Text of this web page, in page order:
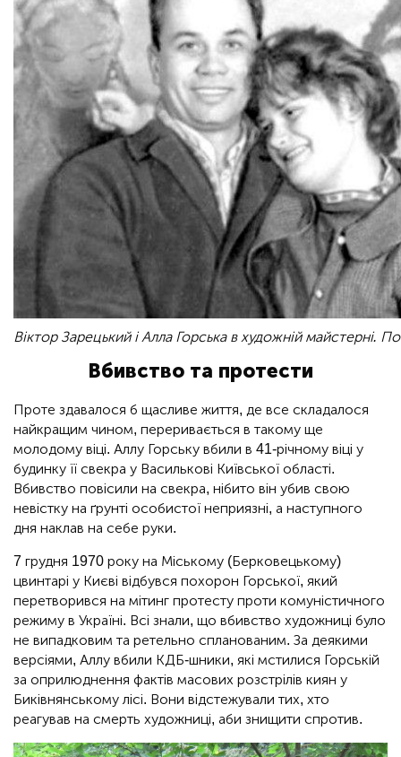
Віктор Зарецький і Алла Горська в художній майстерні.
Вбивство та протести
Проте здавалося б щасливе життя, де все складалося
найкращим чином, переривається в такому ще
молодому віці. Аллу Горську вбили в 41-річному віці у
будинку її свекра у Василькові Київської області.
Вбивство повісили на свекра, нібито він убив свою
невістку на ґрунті особистої неприязні, а наступного
дня наклав на себе руки.
7 грудня 1970 року на Міському (Берковецькому)
цвинтарі у Києві відбувся похорон Горської, який
перетворився на мітинг протесту проти комуністичного
режиму в Україні. Всі знали, що вбивство художниці було
не випадковим та ретельно спланованим. За деякими
версіями, Аллу вбили КДБ-шники, які мстилися Горській
за оприлюднення фактів масових розстрілів киян у
Биківнянському лісі. Вони відстежували тих, хто
реагував на смерть художниці, аби знищити спротив.